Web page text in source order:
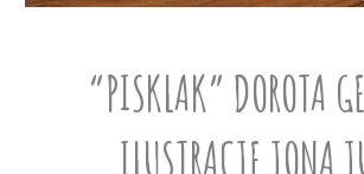
“PISKLAK” DOROTA
ILUSTRACJE JONA